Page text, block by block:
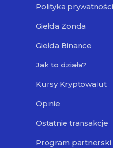
Polityka prywatności
Giełda Zonda
Giełda Binance
Jak to działa?
Kursy Kryptowalut
Opinie
Ostatnie transakcje
Program partnerski